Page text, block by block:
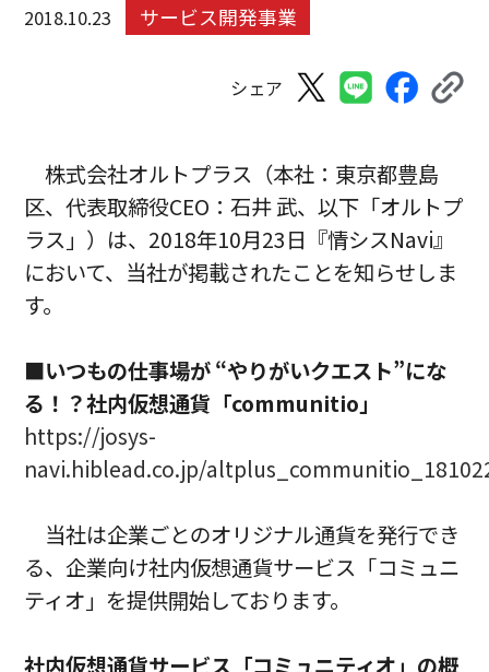
2018.10.23 サービス開発事業
シェア
株式会社オルトプラス（本社：東京都豊島
区、代表取締役CEO：石井 武、以下「オルトプ
ラス」）は、2018年10月23日『情シスNavi』
において、当社が掲載されたことを知らせしま
す。
■いつもの仕事場が “やりがいクエスト”にな
る！？社内仮想通貨「communitio」
https://josys-
navi.hiblead.co.jp/
当社は企業ごとのオリジナル通貨を発行でき
る、企業向け社内仮想通貨サービス「コミュニ
ティオ」を提供開始しております。
社内仮想通貨サービス「コミュニティオ」の概